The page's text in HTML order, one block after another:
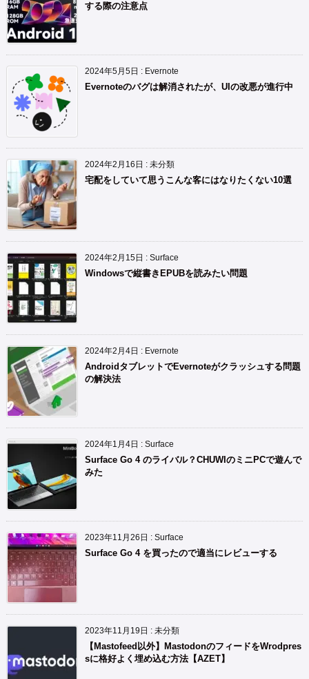
する際の注意点
2024年5月5日 : Evernote
Evernoteのバグは解消されたが、UIの改悪が進行中
2024年2月16日 : 未分類
宅配をしていて思うこんな客にはなりたくない10選
2024年2月15日 : Surface
Windowsで縦書きEPUBを読みたい問題
2024年2月4日 : Evernote
AndroidタブレットでEvernoteがクラッシュする問題
の解決法
2024年1月4日 : Surface
Surface Go 4 のライバル？CHUWIのミニPCで遊んで
みた
2023年11月26日 : Surface
Surface Go 4 を買ったので適当にレビューする
2023年11月19日 : 未分類
【Mastofeed以外】MastodonのフィードをWrodpres
sに格好よく埋め込む方法【AZET】